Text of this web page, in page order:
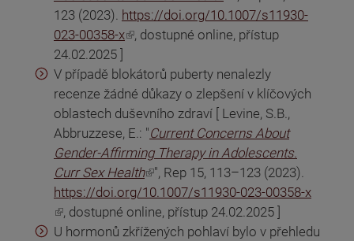
123 (2023). https://doi.org/10.1007/s11930-
023-00358-x
(odkaz je externí)
, dostupné online, přístup
24.02.2025 ]
V případě blokátorů puberty nenalezly
recenze žádné důkazy o zlepšení v klíčových
oblastech duševního zdraví [ Levine, S.B.,
Abbruzzese, E.: "Current Concerns About
Gender-Affirming Therapy in Adolescents.
Curr Sex Health
(odkaz je externí)
", Rep 15, 113–123 (2023).
https://doi.org/10.1007/s11930-023-00358-x
(odkaz je externí), dostupné online, přístup 24.02.2025 ]
U hormonů zkřížených pohlaví bylo v přehledu